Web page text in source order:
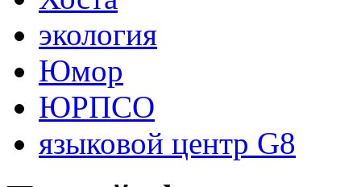
экология
Юмор
ЮРПСО
языковой центр G8